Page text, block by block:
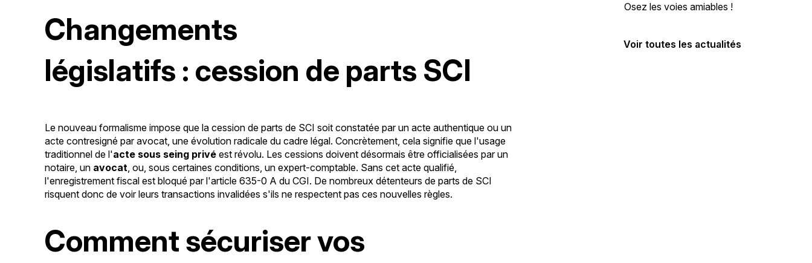
Changements
législatifs : cession de parts SCI
Le nouveau formalisme impose que la cession de parts de SCI soit constatée par un acte authentique ou un
acte contresigné par avocat, une évolution radicale du cadre légal. Concrètement, cela signifie que l'usage
traditionnel de l'acte sous seing privé est révolu. Les cessions doivent désormais être officialisées par un
notaire, un avocat, ou, sous certaines conditions, un expert-comptable. Sans cet acte qualifié,
l'enregistrement fiscal est bloqué par l'article 635-0 A du CGI. De nombreux détenteurs de parts de SCI
risquent donc de voir leurs transactions invalidées s'ils ne respectent pas ces nouvelles règles.
Comment sécuriser vos
Osez les voies amiables !
Voir toutes les actualités